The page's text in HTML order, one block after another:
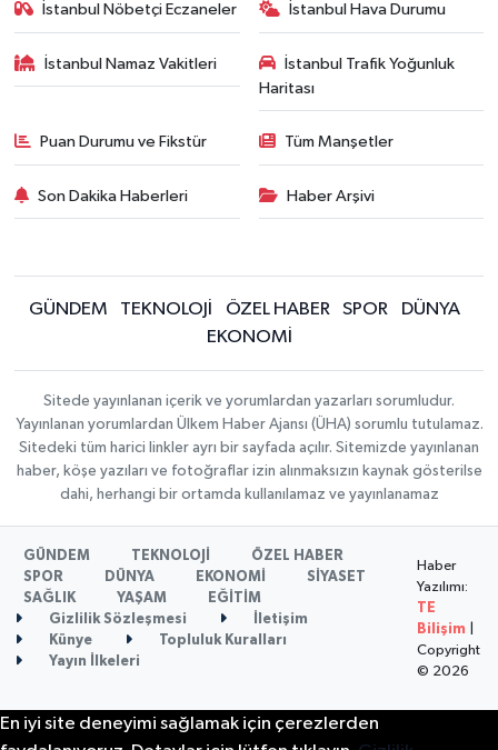
İstanbul Nöbetçi Eczaneler İstanbul Hava Durumu
İstanbul Namaz Vakitleri
İstanbul Trafik Yoğunluk
Haritası
Puan Durumu ve Fikstür Tüm Manşetler
Son Dakika Haberleri Haber Arşivi
GÜNDEM TEKNOLOJİ ÖZEL HABER SPOR
DÜNYA
EKONOMİ
Sitede yayınlanan içerik ve yorumlardan yazarları sorumludur.
Yayınlanan yorumlardan Ülkem Haber Ajansı (ÜHA) sorumlu tutulamaz.
Sitedeki tüm harici linkler ayrı bir sayfada açılır. Sitemizde yayınlanan
haber, köşe yazıları ve fotoğraflar izin alınmaksızın kaynak gösterilse
dahi, herhangi bir ortamda kullanılamaz ve yayınlanamaz
GÜNDEM TEKNOLOJİ
ÖZEL HABER
SPOR
DÜNYA EKONOMİ
SİYASET
SAĞLIK
YAŞAM
EĞİTİM
Gizlilik Sözleşmesi
İletişim
Künye
Topluluk Kuralları
Yayın İlkeleri
Haber
Yazılımı:
TE
Bilişim
Copyright
© 2026
En iyi site deneyimi sağlamak için çerezlerden